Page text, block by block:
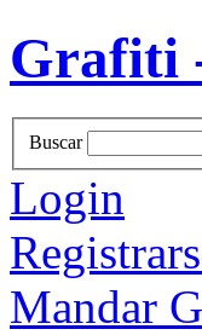
Grafiti
Buscar
Login
Mandar